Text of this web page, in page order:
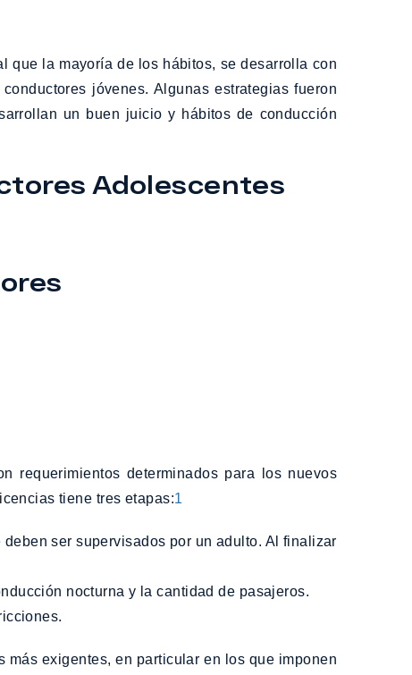
que la mayoría de los hábitos, se desarrolla con
jóvenes. Algunas estrategias fueron
un buen juicio y hábitos de conducción
Adolescentes
requerimientos determinados para los nuevos
tiene tres etapas:1
nocturna y la cantidad de pasajeros.
exigentes, en particular en los que imponen